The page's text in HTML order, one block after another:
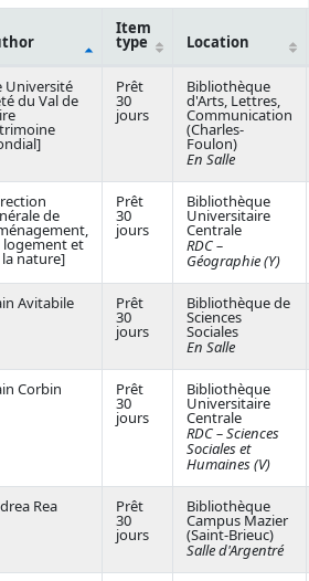
Item
type Location
Université
du Val de
Prêt
30
jours
Bibliothèque
d'Arts, Lettres,
Communication
(Charles-
Foulon)
En Salle
de
logement et
nature]
Prêt
30
jours
Bibliothèque
Universitaire
Centrale
RDC –
Géographie (Y)
Avitabile Prêt
30
jours
Bibliothèque de
Sciences
Sociales
En Salle
Corbin Prêt
30
jours
Bibliothèque
Universitaire
Centrale
RDC – Sciences
Sociales et
Humaines (V)
Rea Prêt
30
jours
Bibliothèque
Campus Mazier
(Saint-Brieuc)
Salle d'Argentré